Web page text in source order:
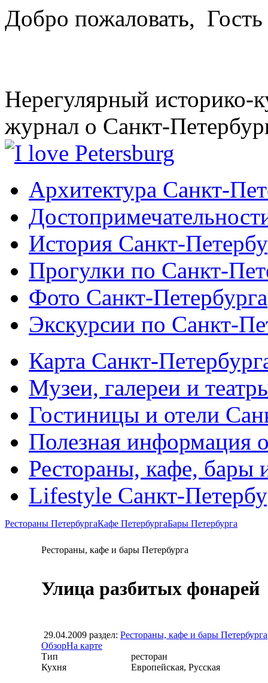
Добро пожаловать, Гость
Нерегулярный историко-
журнал о Санкт-
Архитектура Санкт-
История Санкт-
Прогулки по Санкт-
Фото Санкт-Петербурга
Экскурсии по Санкт-
Карта Санкт-
Музеи, галереи и
Гостиницы и отели
Полезная информация
Рестораны, кафе, бары
Lifestyle Санкт-
Рестораны ПетербургаКафе ПетербургаБары Петербурга
Рестораны, кафе и бары Петербурга
Улица разбитых фонарей
29.04.2009 раздел: Рестораны, кафе и бары Петербурга
ОбзорНа карте
Тип
ресторан
Кухня
Европейская, Русская